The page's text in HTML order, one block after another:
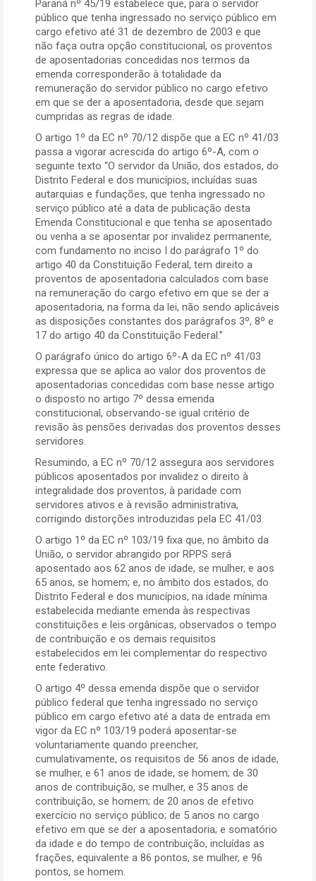
Paraná nº 45/19 estabelece que, para o servidor
público que tenha ingressado no serviço público em
cargo efetivo até 31 de dezembro de 2003 e que
não faça outra opção constitucional, os proventos
de aposentadorias concedidas nos termos da
emenda corresponderão à totalidade da
remuneração do servidor público no cargo efetivo
em que se der a aposentadoria, desde que sejam
cumpridas as regras de idade.
O artigo 1º da EC nº 70/12 dispõe que a EC nº 41/03
passa a vigorar acrescida do artigo 6º-A, com o
seguinte texto “O servidor da União, dos estados, do
Distrito Federal e dos municípios, incluídas suas
autarquias e fundações, que tenha ingressado no
serviço público até a data de publicação desta
Emenda Constitucional e que tenha se aposentado
ou venha a se aposentar por invalidez permanente,
com fundamento no inciso I do parágrafo 1º do
artigo 40 da Constituição Federal, tem direito a
proventos de aposentadoria calculados com base
na remuneração do cargo efetivo em que se der a
aposentadoria, na forma da lei, não sendo aplicáveis
as disposições constantes dos parágrafos 3º, 8º e
17 do artigo 40 da Constituição Federal.”
O parágrafo único do artigo 6º-A da EC nº 41/03
expressa que se aplica ao valor dos proventos de
aposentadorias concedidas com base nesse artigo
o disposto no artigo 7º dessa emenda
constitucional, observando-se igual critério de
revisão às pensões derivadas dos proventos desses
servidores.
Resumindo, a EC nº 70/12 assegura aos servidores
públicos aposentados por invalidez o direito à
integralidade dos proventos, à paridade com
servidores ativos e à revisão administrativa,
corrigindo distorções introduzidas pela EC 41/03.
O artigo 1º da EC nº 103/19 fixa que, no âmbito da
União, o servidor abrangido por RPPS será
aposentado aos 62 anos de idade, se mulher, e aos
65 anos, se homem; e, no âmbito dos estados, do
Distrito Federal e dos municípios, na idade mínima
estabelecida mediante emenda às respectivas
constituições e leis orgânicas, observados o tempo
de contribuição e os demais requisitos
estabelecidos em lei complementar do respectivo
ente federativo.
O artigo 4º dessa emenda dispõe que o servidor
público federal que tenha ingressado no serviço
público em cargo efetivo até a data de entrada em
vigor da EC nº 103/19 poderá aposentar-se
voluntariamente quando preencher,
cumulativamente, os requisitos de 56 anos de idade,
se mulher, e 61 anos de idade, se homem; de 30
anos de contribuição, se mulher, e 35 anos de
contribuição, se homem; de 20 anos de efetivo
exercício no serviço público; de 5 anos no cargo
efetivo em que se der a aposentadoria; e somatório
da idade e do tempo de contribuição, incluídas as
frações, equivalente a 86 pontos, se mulher, e 96
pontos, se homem.